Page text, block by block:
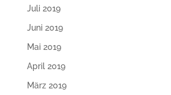
Juli 2019
Juni 2019
Mai 2019
April 2019
März 2019